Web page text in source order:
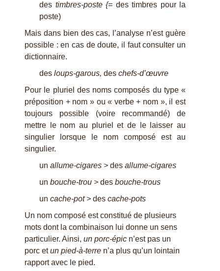
des timbres-poste {= des timbres pour la
poste)
Mais dans bien des cas, l’analyse n’est guère
possible : en cas de doute, il faut consulter un
dictionnaire.
des loups-garous, des chefs-d’œuvre
Pour le pluriel des noms composés du type «
préposition + nom » ou « verbe + nom », il est
toujours possible (voire recommandé) de
mettre le nom au pluriel et de le laisser au
singulier lorsque le nom composé est au
singulier.
un allume-cigares > des allume-cigares
un bouche-trou > des bouche-trous
un cache-pot > des cache-pots
Un nom composé est constitué de plusieurs
mots dont la combinaison lui donne un sens
particulier. Ainsi, un porc-épic n’est pas un
porc etun pied-à-terre n’a plus qu’un lointain
rapport avec le pied.